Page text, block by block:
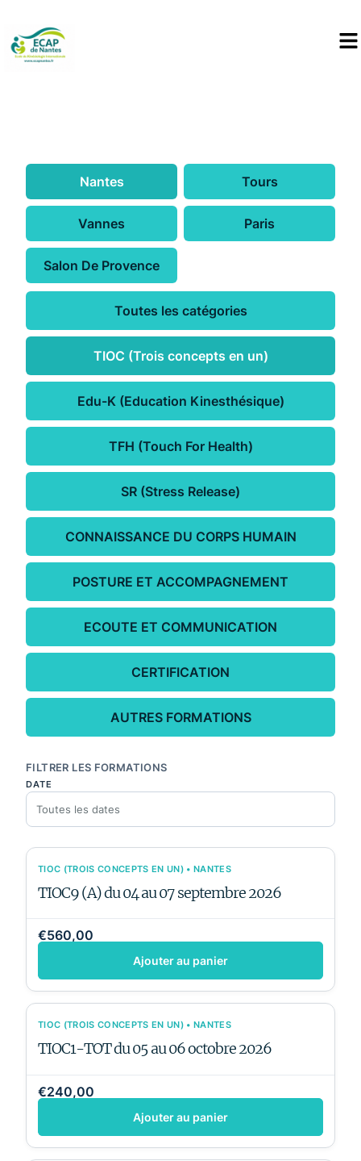
Nantes Tours
Vannes Paris
Salon De Provence
Toutes les catégories
TIOC (Trois concepts en un)
Edu-K (Education Kinesthésique)
TFH (Touch For Health)
SR (Stress Release)
CONNAISSANCE DU CORPS HUMAIN
POSTURE ET ACCOMPAGNEMENT
ECOUTE ET COMMUNICATION
CERTIFICATION
AUTRES FORMATIONS
FILTRER LES FORMATIONS
DATE
TIOC (TROIS CONCEPTS EN UN) • NANTES
TIOC9 (A) du 04 au 07 septembre 2026
€560,00
Ajouter au panier
TIOC (TROIS CONCEPTS EN UN) • NANTES
TIOC1-TOT du 05 au 06 octobre 2026
€240,00
Ajouter au panier